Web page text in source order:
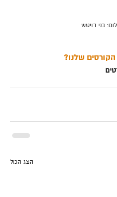
בני דויטש
שלנו?
הצג הכול